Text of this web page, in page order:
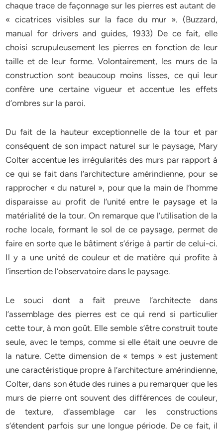
chaque trace de façonnage sur les pierres est autant de
« cicatrices visibles sur la face du mur ». (Buzzard,
manual for drivers and guides, 1933) De ce fait, elle
choisi scrupuleusement les pierres en fonction de leur
taille et de leur forme. Volontairement, les murs de la
construction sont beaucoup moins lisses, ce qui leur
confère une certaine vigueur et accentue les effets
d’ombres sur la paroi.
Du fait de la hauteur exceptionnelle de la tour et par
conséquent de son impact naturel sur le paysage, Mary
Colter accentue les irrégularités des murs par rapport à
ce qui se fait dans l’architecture amérindienne, pour se
rapprocher « du naturel », pour que la main de l’homme
disparaisse au profit de l’unité entre le paysage et la
matérialité de la tour. On remarque que l’utilisation de la
roche locale, formant le sol de ce paysage, permet de
faire en sorte que le bâtiment s’érige à partir de celui-ci.
Il y a une unité de couleur et de matière qui profite à
l’insertion de l’observatoire dans le paysage.
Le souci dont a fait preuve l’architecte dans
l’assemblage des pierres est ce qui rend si particulier
cette tour, à mon goût. Elle semble s’être construit toute
seule, avec le temps, comme si elle était une oeuvre de
la nature. Cette dimension de « temps » est justement
une caractéristique propre à l’architecture amérindienne,
Colter, dans son étude des ruines a pu remarquer que les
murs de pierre ont souvent des différences de couleur,
de texture, d’assemblage car les constructions
s’étendent parfois sur une longue période. De ce fait, il